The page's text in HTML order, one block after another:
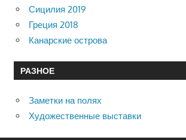
Сицилия 2019
Греция 2018
Канарские острова
РАЗНОЕ
Заметки на полях
Художественные выставки